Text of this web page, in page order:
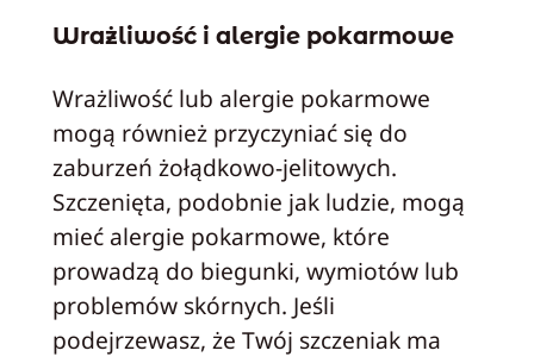
Wrażliwość i alergie pokarmowe
Wrażliwość lub alergie pokarmowe
mogą również przyczyniać się do
zaburzeń żołądkowo-jelitowych.
Szczenięta, podobnie jak ludzie, mogą
mieć alergie pokarmowe, które
prowadzą do biegunki, wymiotów lub
problemów skórnych. Jeśli
podejrzewasz, że Twój szczeniak ma